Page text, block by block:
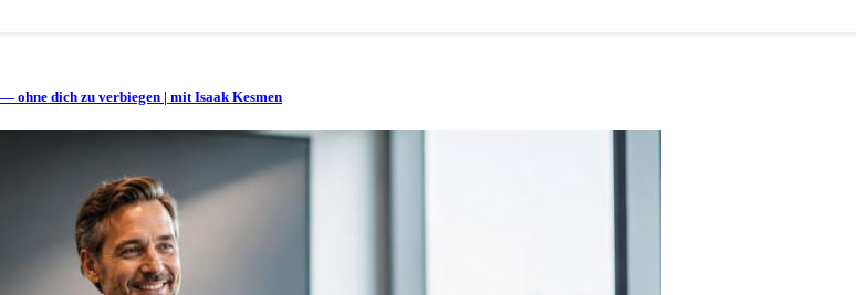
ohne dich zu verbiegen | mit Isaak Kesmen